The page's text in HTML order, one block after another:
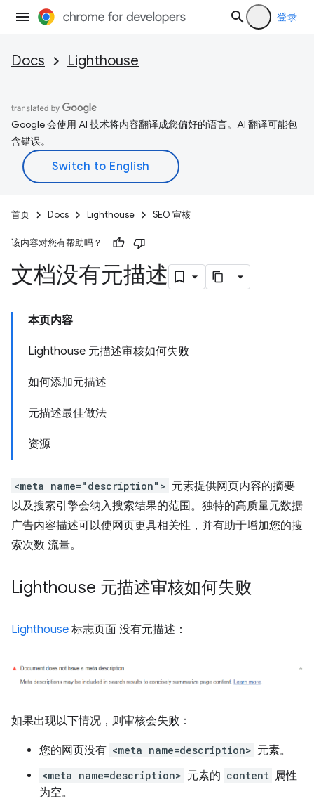
登录
Docs Lighthouse
Google 会使用 AI 技术将内容翻译成您偏好的语言。AI 翻译可能包
含错误。
首页 Docs Lighthouse SEO 审核
该内容对您有帮助吗？
文档没有元描述
本页内容
Lighthouse 元描述审核如何失败
如何添加元描述
元描述最佳做法
资源
<meta name="description"> 元素提供网页内容的摘要
以及搜索引擎会纳入搜索结果的范围。独特的高质量元数据
广告内容描述可以使网页更具相关性，并有助于增加您的搜
索次数 流量。
Lighthouse 元描述审核如何失败
Lighthouse 标志页面 没有元描述：
如果出现以下情况，则审核会失败：
您的网页没有 <meta name=description> 元素。
<meta name=description> 元素的 content 属性
为空。